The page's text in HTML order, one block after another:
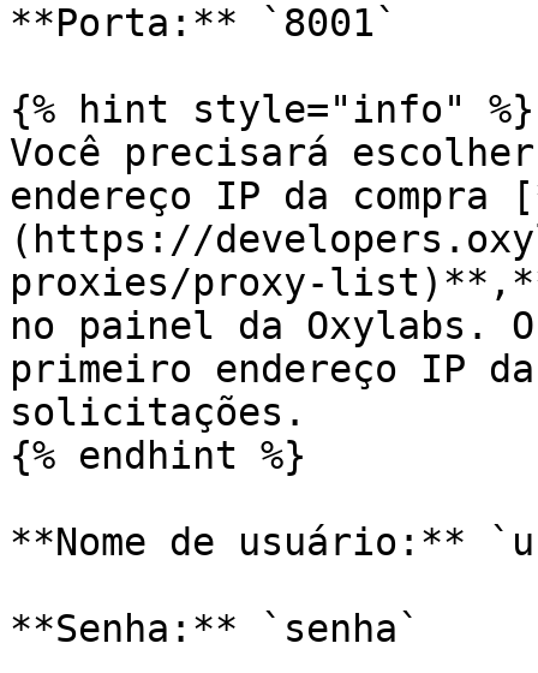
**Porta:** `8001`
{% hint style="info" %}
Você precisará
endereço IP da
(https://
proxies/proxy-list)**,**
no painel da Oxylabs.
primeiro endereço IP
solicitações.
{% endhint %}
**Nome de usuário:**
**Senha:** `senha`